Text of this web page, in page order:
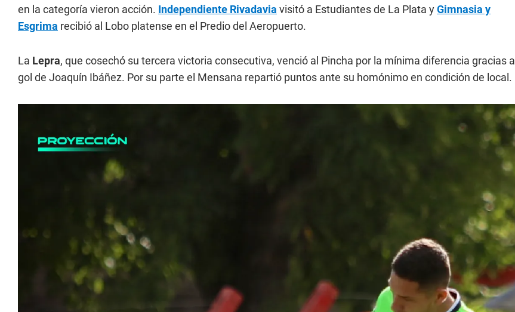
en la categoría vieron acción. Independiente Rivadavia visitó a Estudiantes de La Plata yGimnasia y
Esgrima recibió al Lobo platense en el Predio del Aeropuerto.
La Lepra, que cosechó su tercera victoria consecutiva, venció al Pincha por la mínima diferencia gracias al
gol de Joaquín Ibáñez. Por su parte el Mensana repartió puntos ante su homónimo en condición de local.